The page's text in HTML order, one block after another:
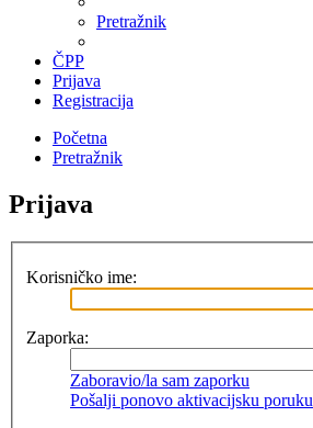
Pretražnik
ČPP
Prijava
Registracija
Početna
Pretražnik
Prijava
Korisničko ime:
Zaporka:
Zaboravio/la sam zaporku
Pošalji ponovo aktivacijsku poruku